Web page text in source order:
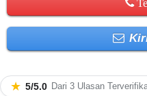
★ 5/5.0 Dari 3 Ulasan